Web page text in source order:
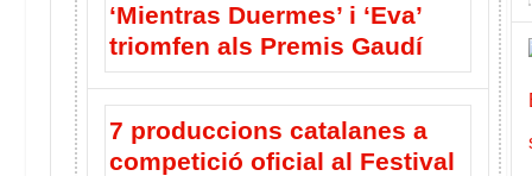
‘Mientras Duermes’ i ‘Eva’
triomfen als Premis Gaudí
7 produccions catalanes a
competició oficial al Festival